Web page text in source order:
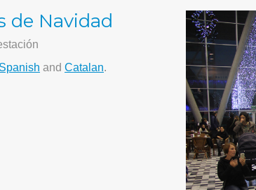
de Navidad
and Catalan.